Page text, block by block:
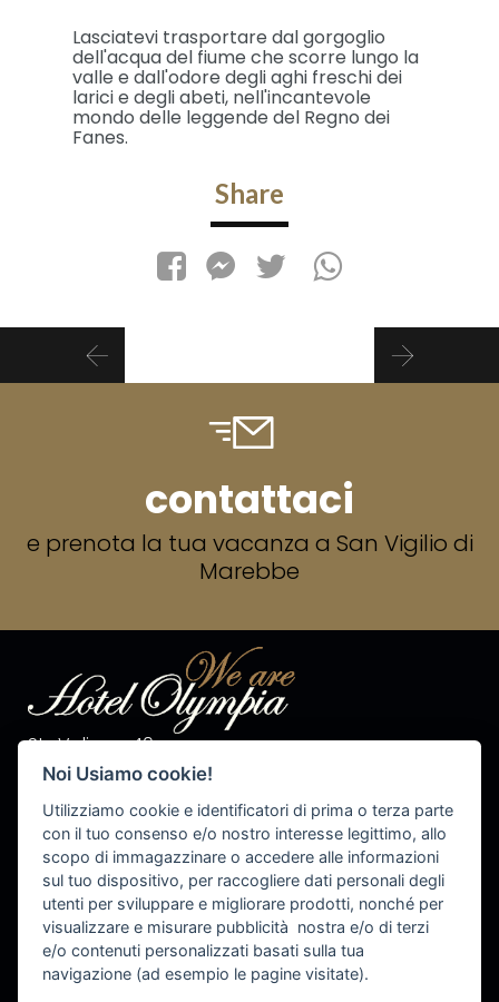
Lasciatevi trasportare dal gorgoglio
dell'acqua del fiume che scorre lungo la
valle e dall'odore degli aghi freschi dei
larici e degli abeti, nell'incantevole
mondo delle leggende del Regno dei
Fanes.
Share
contattaci
e prenota la tua vacanza a San Vigilio di
Marebbe
Str. Valiares 40
I-39030 S.Vigilio di Marebbe
Tel. +39 0474 50 10 28
Fax +39 0474 50 13 81
P.IVA 00576540215
info@olympiahotel.it
Cookie Settings
Noi Usiamo cookie!
Utilizziamo cookie e identificatori di prima o terza parte
con il tuo consenso e/o nostro interesse legittimo, allo
scopo di immagazzinare o accedere alle informazioni
sul tuo dispositivo, per raccogliere dati personali degli
utenti per sviluppare e migliorare prodotti, nonché per
visualizzare e misurare pubblicità nostra e/o di terzi
e/o contenuti personalizzati basati sulla tua
navigazione (ad esempio le pagine visitate).